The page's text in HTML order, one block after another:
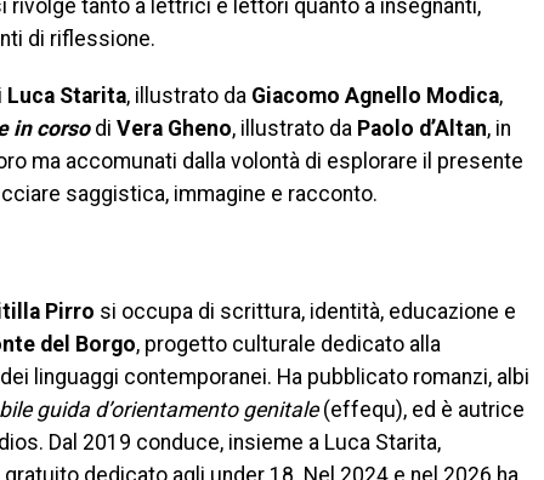
tanto a lettrici e lettori quanto a insegnanti,
di riflessione.
Luca Starita, illustrato da Giacomo Agnello Modica,
in corsodi Vera Gheno, illustrato da Paolo d’Altan, in
ma accomunati dalla volontà di esplorare il presente
saggistica, immagine e racconto.
Pirro si occupa di scrittura, identità, educazione e
del Borgo, progetto culturale dedicato alla
linguaggi contemporanei. Ha pubblicato romanzi, albi
guida d’orientamento genitale(effequ), ed è autrice
Dal 2019 conduce, insieme a Luca Starita,
dedicato agli under 18. Nel 2024 e nel 2026 ha